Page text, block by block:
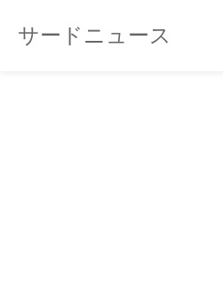
サードニュース